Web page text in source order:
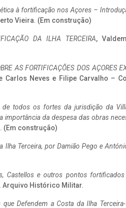
à fortificação nos Açores –
Vieira. (Em construção)
DA ILHA TERCEIRA,
AS FORTIFICAÇÕES DOS AÇORES
Carlos Neves e Filipe Carvalho –
de todos os fortes da jurisdição da
importância da despesa das obras
(Em construção)
Ilha Terceira, por Damião Pego e
Castellos e outros pontos
. Arquivo Histórico Militar.
que Defendem a Costa da Ilha